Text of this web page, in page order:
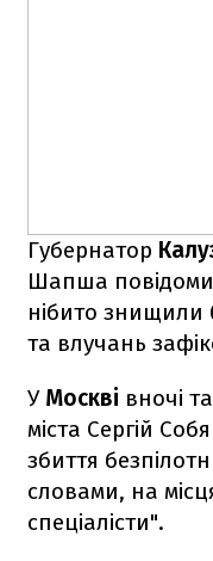
Губернатор
Шапша
нібито знищили
та влучань
У Москві вночі
міста Сергій
збиття
словами, на
спеціалісти".